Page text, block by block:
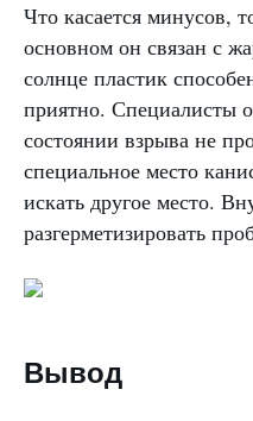
Что касается минусов,
основном он связан с
солнце пластик
приятно. Специалисты
состоянии взрыва не
специальное место
искать другое место.
разгерметизировать
Вывод